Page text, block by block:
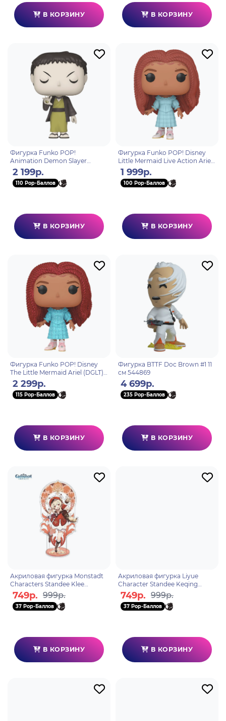
В КОРЗИНУ В КОРЗИНУ
Фигурка Funko POP!
Animation Demon Slayer
Yahaba (GW) (Exc) (1410) 73903
2 199р.
110 Pop-Баллов
В КОРЗИНУ
Фигурка Funko POP! Disney
Little Mermaid Live Action Ariel
(1362) 70732
1 999р.
100 Pop-Баллов
В КОРЗИНУ
Фигурка Funko POP! Disney
The Little Mermaid Ariel (DGLT)
(Exc) (1362) 71123
2 299р.
115 Pop-Баллов
В КОРЗИНУ
Фигурка BTTF Doc Brown #1 11
см 544869
4 699р.
235 Pop-Баллов
В КОРЗИНУ
Акриловая фигурка Monstadt
Characters Standee Klee
6972957482960
749р. 999р.
37 Pop-Баллов
В КОРЗИНУ
Акриловая фигурка Liyue
Character Standee Keqing
6972957487088
749р. 999р.
37 Pop-Баллов
В КОРЗИНУ